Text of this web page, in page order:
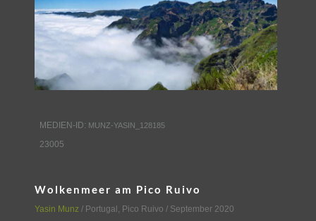
LED-LEUCHTBILDER
WIR DRUCKEN IHR BILD
AUSSTELLUNGEN
MEDIEN-ID: MUNZ-YASIN_128185
23005
Wolkenmeer am Pico Ruivo
Yasin Munz / Portugal , Pico Ruivo / September 2020